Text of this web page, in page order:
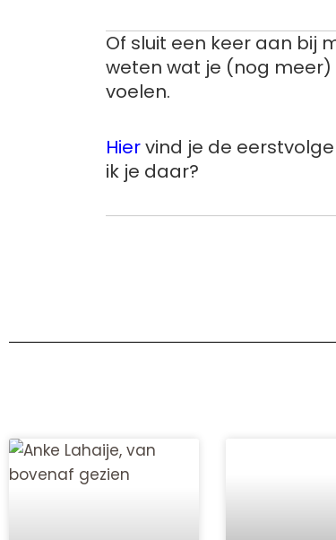
Of sluit een keer aan bij
weten wat je (nog meer)
voelen.
Hiervind je de
ik je daar?